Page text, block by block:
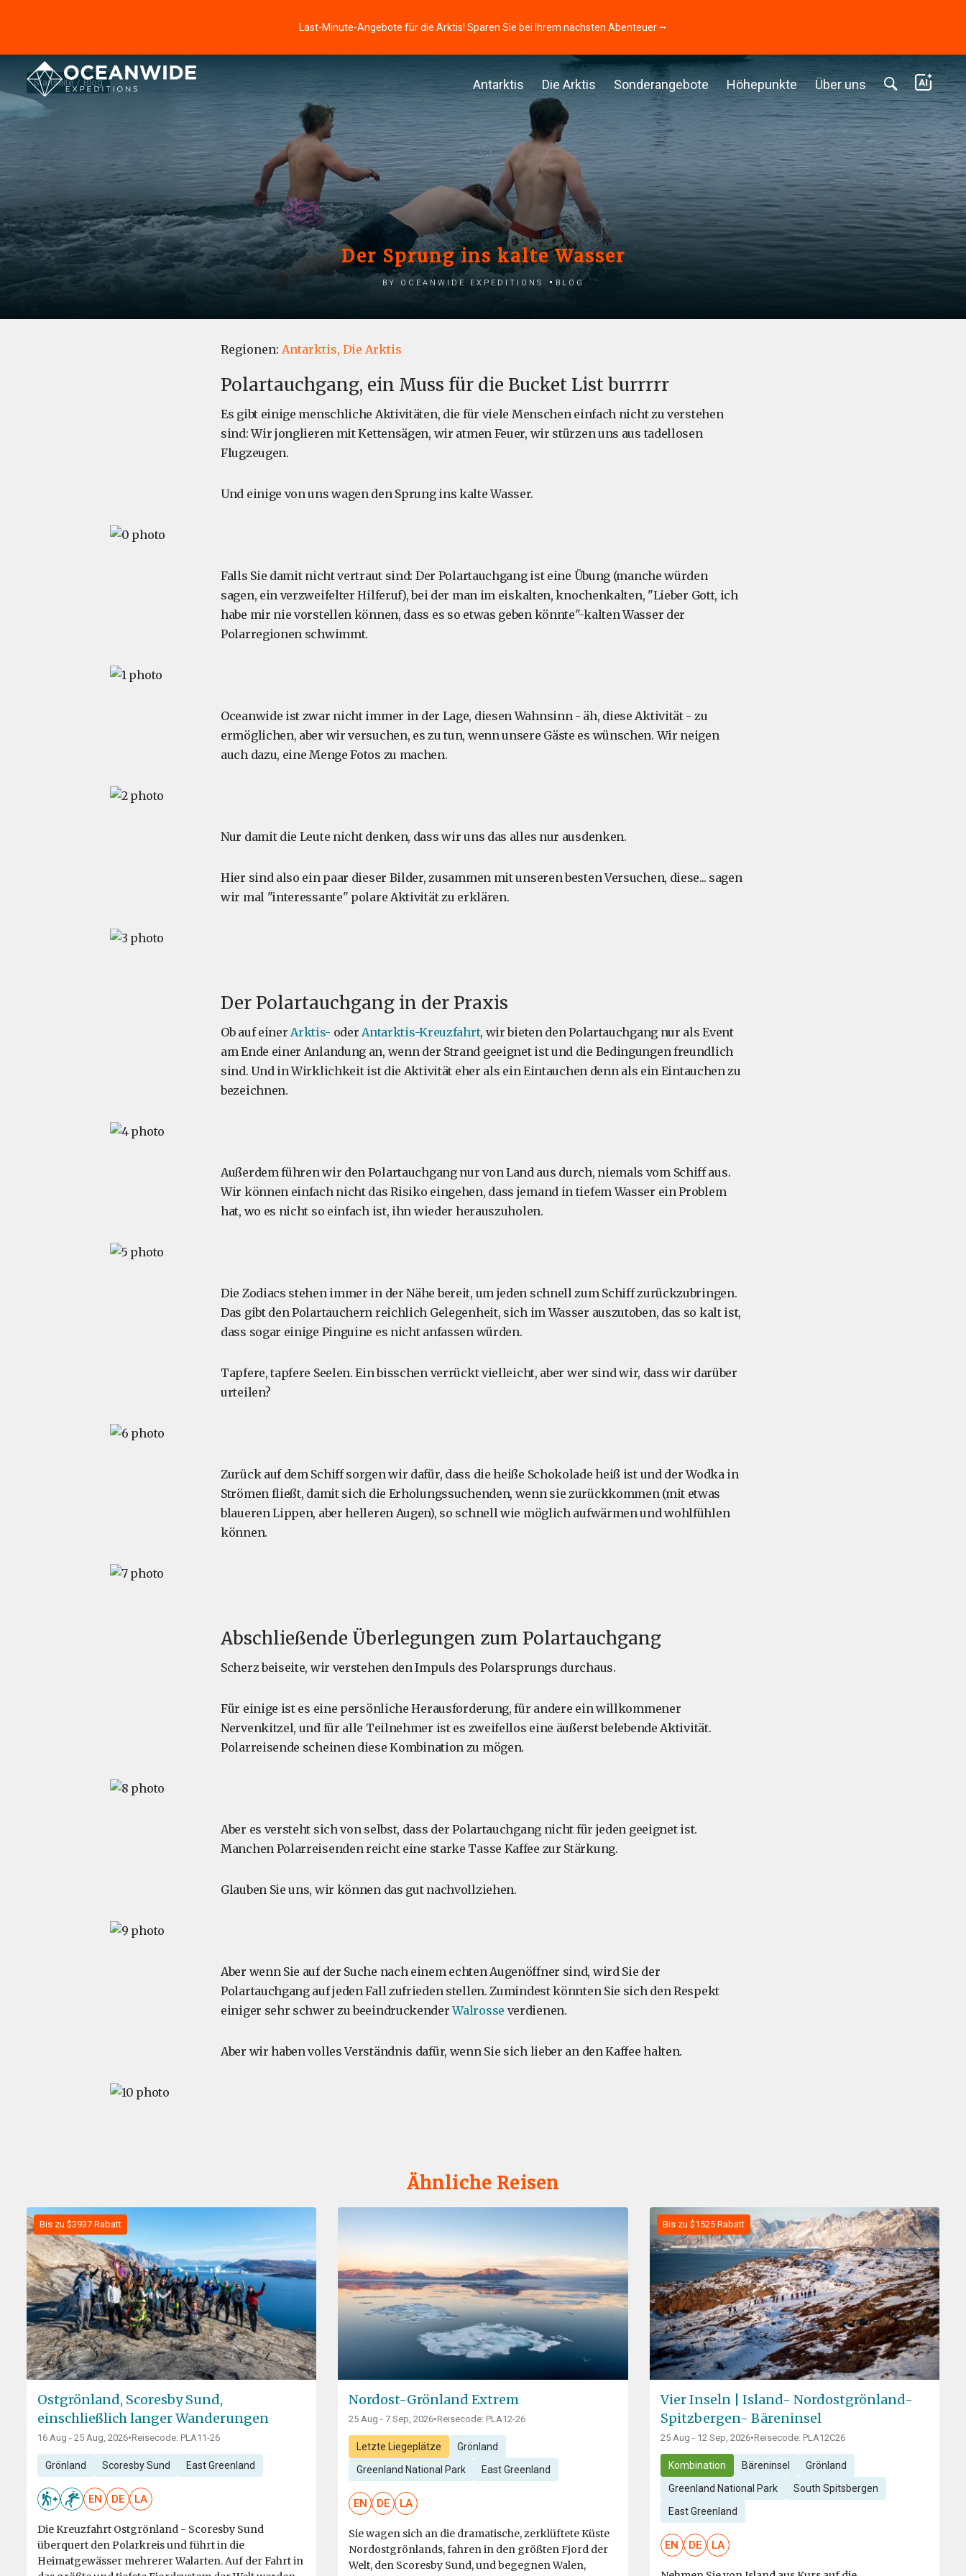
Last-Minute-Angebote für die Arktis! Sparen Sie bei Ihrem nächsten Abenteuer ⭢
Antarktis Die Arktis Sonderangebote Höhepunkte Über uns
Startseite Blog
Der Sprung ins kalte Wasser
by Oceanwide Expeditions Blog
Regionen: Antarktis, Die Arktis
Polartauchgang, ein Muss für die Bucket List burrrrr
Es gibt einige menschliche Aktivitäten, die für viele Menschen einfach nicht zu verstehen
sind: Wir jonglieren mit Kettensägen, wir atmen Feuer, wir stürzen uns aus tadellosen
Flugzeugen.
Und einige von uns wagen den Sprung ins kalte Wasser.
Falls Sie damit nicht vertraut sind: Der Polartauchgang ist eine Übung (manche würden
sagen, ein verzweifelter Hilferuf), bei der man im eiskalten, knochenkalten, "Lieber Gott, ich
habe mir nie vorstellen können, dass es so etwas geben könnte"-kalten Wasser der
Polarregionen schwimmt.
Oceanwide ist zwar nicht immer in der Lage, diesen Wahnsinn - äh, diese Aktivität - zu
ermöglichen, aber wir versuchen, es zu tun, wenn unsere Gäste es wünschen. Wir neigen
auch dazu, eine Menge Fotos zu machen.
Nur damit die Leute nicht denken, dass wir uns das alles nur ausdenken.
Hier sind also ein paar dieser Bilder, zusammen mit unseren besten Versuchen, diese... sagen
wir mal "interessante" polare Aktivität zu erklären.
Der Polartauchgang in der Praxis
Ob auf einerArktis- oderAntarktis-Kreuzfahrt, wir bieten den Polartauchgang nur als Event
am Ende einer Anlandung an, wenn der Strand geeignet ist und die Bedingungen freundlich
sind. Und in Wirklichkeit ist die Aktivität eher als ein Eintauchen denn als ein Eintauchen zu
bezeichnen.
Außerdem führen wir den Polartauchgang nur von Land aus durch, niemals vom Schiff aus.
Wir können einfach nicht das Risiko eingehen, dass jemand in tiefem Wasser ein Problem
hat, wo es nicht so einfach ist, ihn wieder herauszuholen.
Die Zodiacs stehen immer in der Nähe bereit, um jeden schnell zum Schiff zurückzubringen.
Das gibt den Polartauchern reichlich Gelegenheit, sich im Wasser auszutoben, das so kalt ist,
dass sogar einige Pinguine es nicht anfassen würden.
Tapfere, tapfere Seelen. Ein bisschen verrückt vielleicht, aber wer sind wir, dass wir darüber
urteilen?
Zurück auf dem Schiff sorgen wir dafür, dass die heiße Schokolade heiß ist und der Wodka in
Strömen fließt, damit sich die Erholungssuchenden, wenn sie zurückkommen (mit etwas
blaueren Lippen, aber helleren Augen), so schnell wie möglich aufwärmen und wohlfühlen
können.
Abschließende Überlegungen zum Polartauchgang
Scherz beiseite, wir verstehen den Impuls des Polarsprungs durchaus.
Für einige ist es eine persönliche Herausforderung, für andere ein willkommener
Nervenkitzel, und für alle Teilnehmer ist es zweifellos eine äußerst belebende Aktivität.
Polarreisende scheinen diese Kombination zu mögen.
Aber es versteht sich von selbst, dass der Polartauchgang nicht für jeden geeignet ist.
Manchen Polarreisenden reicht eine starke Tasse Kaffee zur Stärkung.
Glauben Sie uns, wir können das gut nachvollziehen.
Aber wenn Sie auf der Suche nach einem echten Augenöffner sind, wird Sie der
Polartauchgang auf jeden Fall zufrieden stellen. Zumindest könnten Sie sich den Respekt
einiger sehr schwer zu beeindruckenderWalrosse verdienen.
Aber wir haben volles Verständnis dafür, wenn Sie sich lieber an den Kaffee halten.
Ähnliche Reisen
Bis zu $3937 Rabatt
Ostgrönland, Scoresby Sund,
einschließlich langer Wanderungen
16 Aug - 25 Aug, 2026•Reisecode: PLA11-26
Grönland Scoresby Sund East Greenland
EN DE LA
Die Kreuzfahrt Ostgrönland - Scoresby Sund
überquert den Polarkreis und führt in die
Heimatgewässer mehrerer Walarten. Auf der Fahrt in
Nordost-Grönland Extrem
25 Aug - 7 Sep, 2026•Reisecode: PLA12-26
Letzte Liegeplätze Grönland
Greenland National Park East Greenland
EN DE LA
Sie wagen sich an die dramatische, zerklüftete Küste
Nordostgrönlands, fahren in den größten Fjord der
Welt, den Scoresby Sund, und begegnen Walen,
Bis zu $1525 Rabatt
Vier Inseln | Island- Nordostgrönland-
Spitzbergen- Bäreninsel
25 Aug - 12 Sep, 2026•Reisecode: PLA12C26
Kombination Bäreninsel Grönland
Greenland National Park South Spitsbergen
East Greenland
EN DE LA